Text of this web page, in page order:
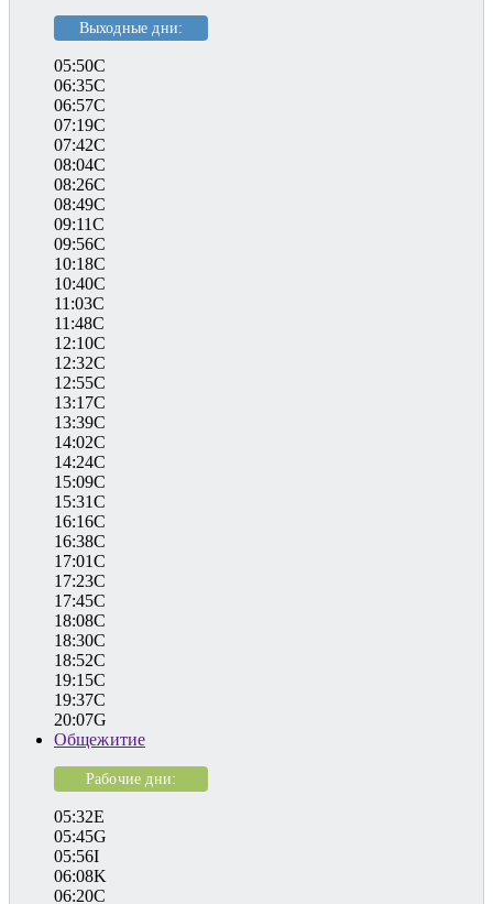
Выходные дни:
05:50C
06:35C
06:57C
07:19C
07:42C
08:04C
08:26C
08:49C
09:11C
09:56C
10:18C
10:40C
11:03C
11:48C
12:10C
12:32C
12:55C
13:17C
13:39C
14:02C
14:24C
15:09C
15:31C
16:16C
16:38C
17:01C
17:23C
17:45C
18:08C
18:30C
18:52C
19:15C
19:37C
20:07G
Общежитие
Рабочие дни:
05:32E
05:45G
05:56I
06:08K
06:20C